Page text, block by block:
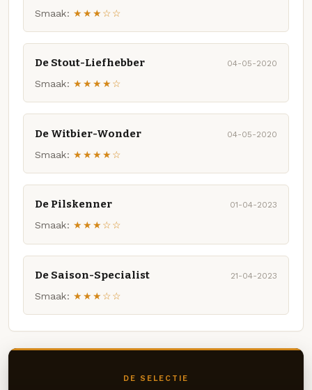
Smaak: ★★★☆☆
De Stout-Liefhebber 04-05-2020
Smaak: ★★★★☆
De Witbier-Wonder 04-05-2020
Smaak: ★★★★☆
De Pilskenner 01-04-2023
Smaak: ★★★☆☆
De Saison-Specialist 21-04-2023
Smaak: ★★★☆☆
DE SELECTIE